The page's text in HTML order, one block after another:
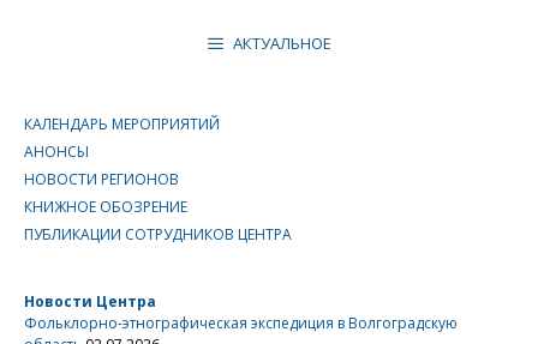
АКТУАЛЬНОЕ
КАЛЕНДАРЬ МЕРОПРИЯТИЙ
АНОНСЫ
НОВОСТИ РЕГИОНОВ
КНИЖНОЕ ОБОЗРЕНИЕ
ПУБЛИКАЦИИ СОТРУДНИКОВ ЦЕНТРА
Новости Центра
Фольклорно-этнографическая экспедиция в Волгоградскую